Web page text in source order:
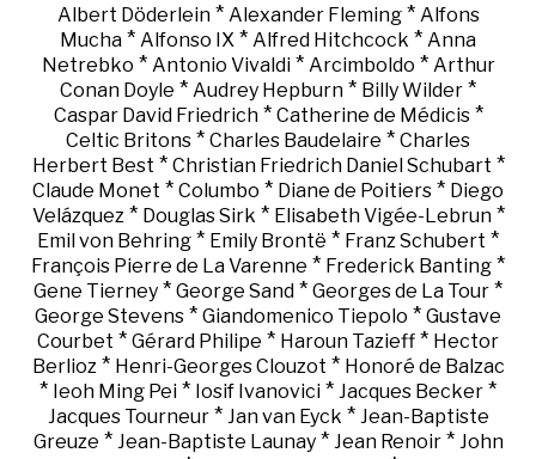
Albert Döderlein* Alexander Fleming* Alfons
Mucha * Alfonso IX * Alfred Hitchcock * Anna
Netrebko * Antonio Vivaldi* Arcimboldo * Arthur
Conan Doyle * Audrey Hepburn * Billy Wilder *
Caspar David Friedrich* Catherine de Médicis*
Celtic Britons * Charles Baudelaire * Charles
Herbert Best * Christian Friedrich Daniel Schubart *
Claude Monet * Columbo * Diane de Poitiers * Diego
Velázquez * Douglas Sirk * Elisabeth Vigée-Lebrun*
Emil von Behring * Emily Brontë * Franz Schubert *
François Pierre de La Varenne * Frederick Banting *
Gene Tierney * George Sand * Georges de La Tour *
George Stevens * Giandomenico Tiepolo * Gustave
Courbet * Gérard Philipe * Haroun Tazieff * Hector
Berlioz * Henri-Georges Clouzot * Honoré de Balzac
* Ieoh Ming Pei * Iosif Ivanovici * Jacques Becker *
Jacques Tourneur* Jan van Eyck * Jean-Baptiste
Greuze * Jean-Baptiste Launay* Jean Renoir* John